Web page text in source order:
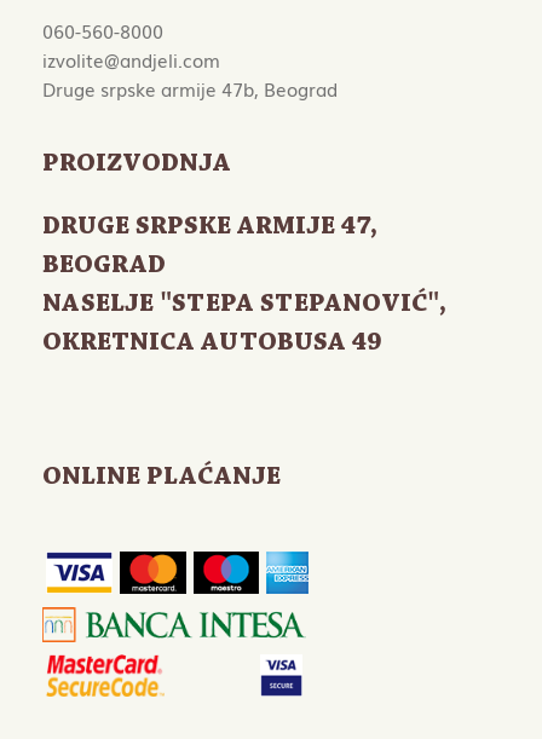
060-560-8000
izvolite@andjeli.com
Druge srpske armije 47b, Beograd
PROIZVODNJA
DRUGE SRPSKE ARMIJE 47,
BEOGRAD
NASELJE "STEPA STEPANOVIĆ",
OKRETNICA AUTOBUSA 49
ONLINE PLAĆANJE